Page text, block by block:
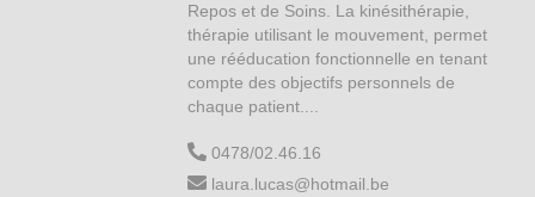
Repos et de Soins. La kinésithérapie,
thérapie utilisant le mouvement, permet
une rééducation fonctionnelle en tenant
compte des objectifs personnels de
chaque patient....
0478/02.46.16
laura.lucas@hotmail.be